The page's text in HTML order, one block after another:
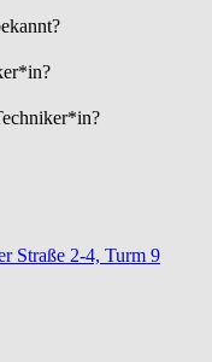
Straße 2-4, Turm 9